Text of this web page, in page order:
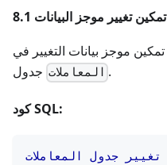
8.1 تمكين تغيير موجز البيانات
المعاملات جدول.
كود SQL:
تغيير جدول
المعاملات